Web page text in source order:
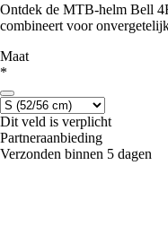
Ontdek de MTB-helm Bell
combineert voor
Maat
*
Dit veld is verplicht
Partneraanbieding
Verzonden binnen 5 dagen